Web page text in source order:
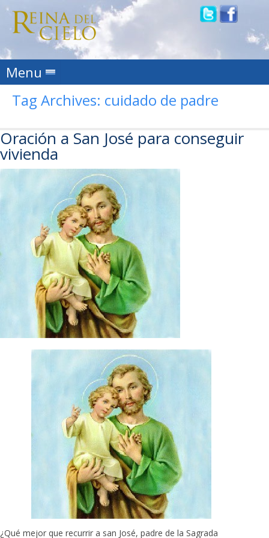
Menu Skip to content
Tag Archives: cuidado de padre
Oración a San José para conseguir
vivienda
¿Qué mejor que recurrir a san José, padre de la Sagrada